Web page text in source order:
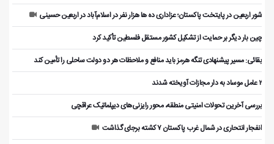
شور اربعین در پایتخت پاکستان؛ عزاداری ده ها هزار نفر در اسلام‌آباد در اربعین حسینی
چین بار دیگر بر حمایت از تشکیل کشور مستقل فلسطین تأکید کرد
بقائی: مسیر پیشنهادی تنگه هرمز باید منافع و ملاحظات هر دو دولت ساحلی را تأمین کند
۲ عامل موساد به دار مجازات آویخته شدند
بررسی آخرین تحولات امنیتی منطقه، محور رایزنی‌های دیپلماتیک عراقچی
انفجار انتحاری در شمال غرب پاکستان ۷ کشته برجای گذاشت